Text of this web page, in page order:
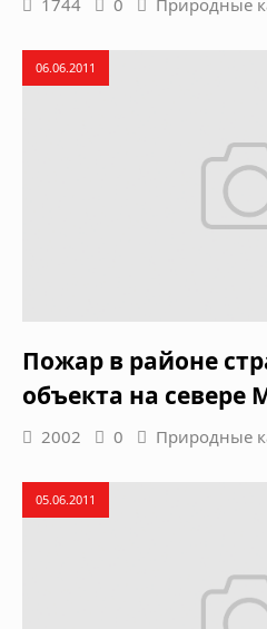
06.06.2011
Пожар в районе
объекта на севере
2002 0 Природные
05.06.2011